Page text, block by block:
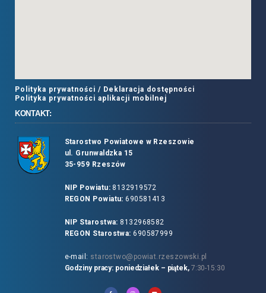
Polityka prywatności / Deklaracja dostępności
Polityka prywatności aplikacji mobilnej
KONTAKT:
Starostwo Powiatowe w Rzeszowie
ul. Grunwaldzka 15
35-959 Rzeszów
NIP Powiatu:8132919572
REGON Powiatu: 690581413
NIP Starostwa: 8132968582
REGON Starostwa: 690587999
e-mail: starostwo@powiat.rzeszowski.pl
Godziny pracy: poniedziałek – piątek, 7:30-15:30